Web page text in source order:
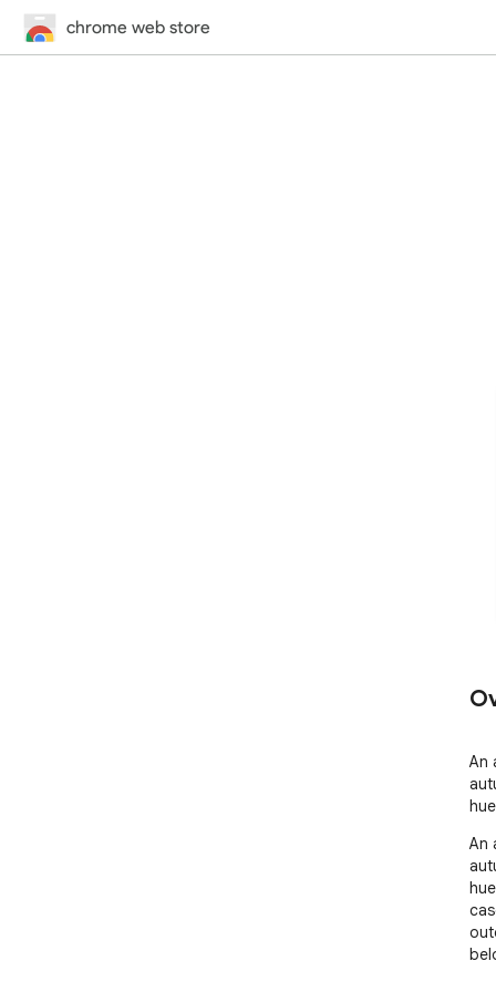
chrome web store
An
An